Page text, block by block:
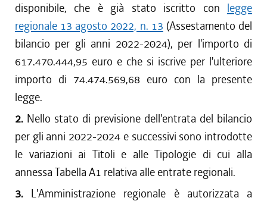
disponibile, che è già stato iscritto con legge
regionale 13 agosto 2022, n. 13 (Assestamento del
bilancio per gli anni 2022-2024), per l'importo di
617.470.444,95 euro e che si iscrive per l'ulteriore
importo di 74.474.569,68 euro con la presente
legge.
2. Nello stato di previsione dell'entrata del bilancio
per gli anni 2022-2024 e successivi sono introdotte
le variazioni ai Titoli e alle Tipologie di cui alla
annessa Tabella A1 relativa alle entrate regionali.
3. L'Amministrazione regionale è autorizzata a